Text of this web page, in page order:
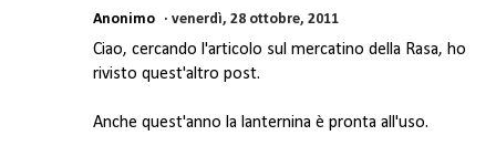
Anonimo venerdì, 28 ottobre, 2011
Ciao, cercando l'articolo sul mercatino della Rasa, ho
rivisto quest'altro post.
Anche quest'anno la lanternina è pronta all'uso.